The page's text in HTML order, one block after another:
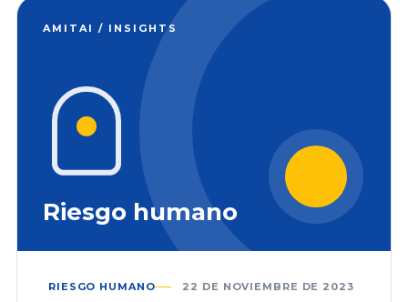
AMITAI / INSIGHTS
Riesgo humano
RIESGO HUMANO 22 DE NOVIEMBRE DE 2023